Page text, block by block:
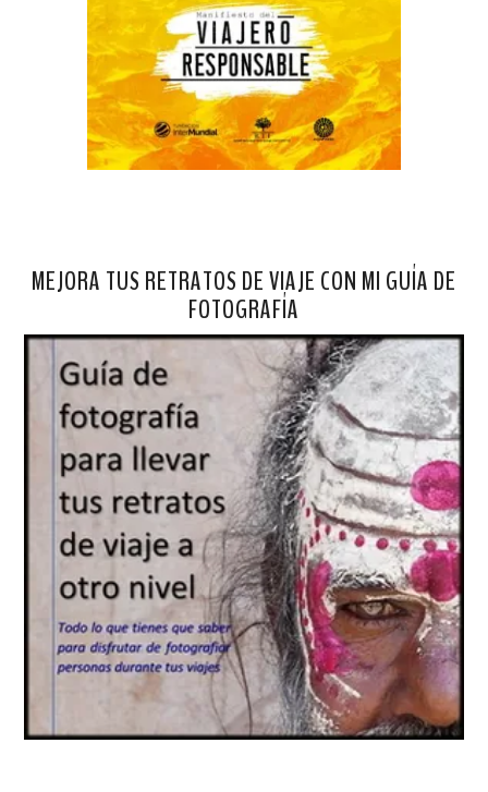
MEJORA TUS RETRATOS DE VIAJE CON MI GUÍA DE
FOTOGRAFÍA